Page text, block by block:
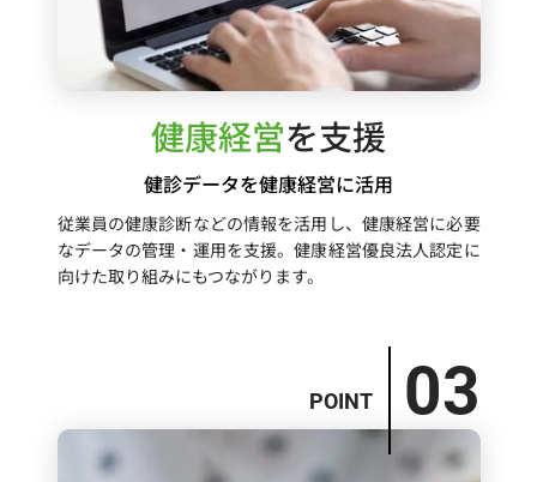
健康経営を支援
健診データを健康経営に活用
従業員の健康診断などの情報を活用し、健康経営に必要
なデータの管理・運用を支援。健康経営優良法人認定に
向けた取り組みにもつながります。
POINT 03